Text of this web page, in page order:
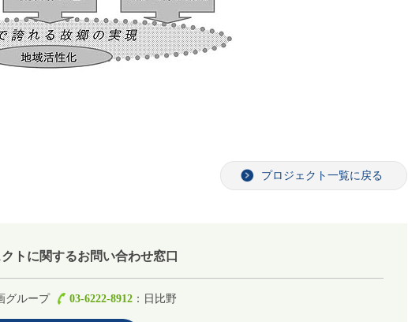
プロジェクト一覧に戻る
トに関するお問い合わせ窓口
グループ 03-6222-8912：日比野